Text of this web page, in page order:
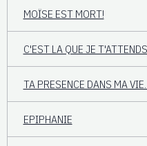
MOÏSE EST MORT!
C'EST LA QUE JE T'ATTENDS
TA PRESENCE DANS MA VIE..
EPIPHANIE